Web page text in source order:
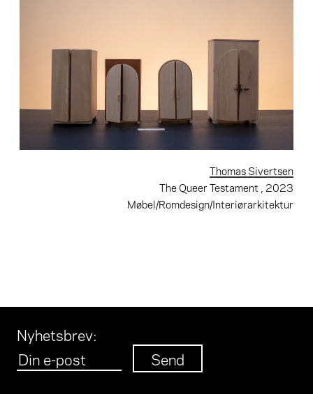
Thomas Sivertsen
The Queer Testament , 2023
Møbel/Romdesign/Interiørarkitektur
Nyhetsbrev: